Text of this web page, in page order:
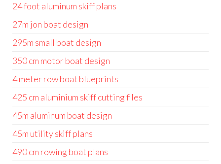
24 foot aluminum skiff plans
27m jon boat design
295m small boat design
350 cm motor boat design
4 meter row boat blueprints
425 cm aluminium skiff cutting files
45m aluminum boat design
45m utility skiff plans
490 cm rowing boat plans